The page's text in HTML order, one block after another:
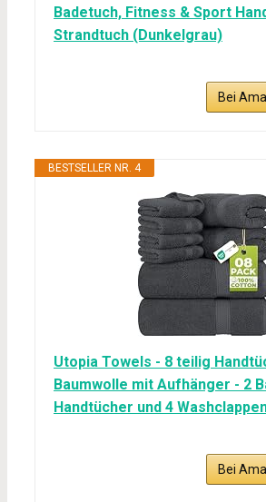
Badetuch, Fitness & Sport
Strandtuch (Dunkelgrau)
Bei
BESTSELLER NR. 4
Utopia Towels - 8 teilig
Baumwolle mit Aufhänger - 2
Handtücher und 4
Bei